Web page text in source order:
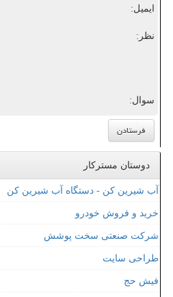
ایمیل:
نظر:
سوال:
دوستان مسترکار
آب شیرین کن - دستگاه آب شیرین کن
خرید و فروش خودرو
شرکت صنعتی سخت پوشش
طراحی سایت
فیش حج